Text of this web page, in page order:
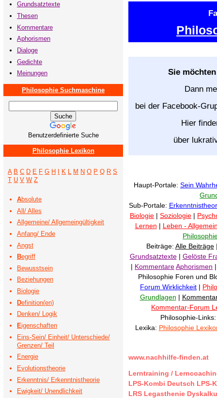
Grundsatztexte
Thesen
Kommentare
Aphorismen
Dialoge
Gedichte
Meinungen
Philosophie Suchmaschine
Benutzerdefinierte Suche
Philosophie Lexikon
A B C D E F G H K L M N O P Q R S
T U V W Z
Absolute
All/ Alles
Allgemeine/ Allgemeingültigkeit
Anfang/ Ende
Angst
Begriff
Bewusstsein
Beziehungen
Biologie
Definition(en)
Denken/ Logik
Eigenschaften
Eins-Sein/ Einheit/ Unterschiede/
Grenzen/ Teil
Energie
Evolutionstheorie
Erkenntnis/ Erkenntnistheorie
Ewigkeit/ Unendlichkeit
Sie
Dann
bei der Facebook-
Hier
über
Haupt-Portale: Sein
Sub-Portale:
Biologie | Soziologie |
Lernen | Leben -
Beiträge: Alle Beiträge
Grundsatztexte| Gelöste
| KommentareAphorismen
Philosophie Foren und
Forum Wirklichkeit |
Grundlagen |
Kommentar-Forum
Philosophie-
Lexika: Philosophie
www.nachhilfe-finden.at
Lerntraining /
LPS-Kombi Deutsch LPS-
LRS Legasthenie